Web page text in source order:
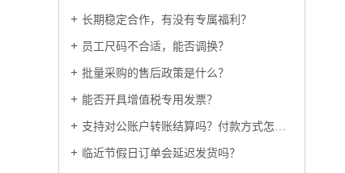
长期稳定合作，有没有专属福利？
员工尺码不合适，能否调换？
批量采购的售后政策是什么？
能否开具增值税专用发票？
支持对公账户转账结算吗？付款方式怎么约定？
临近节假日订单会延迟发货吗？